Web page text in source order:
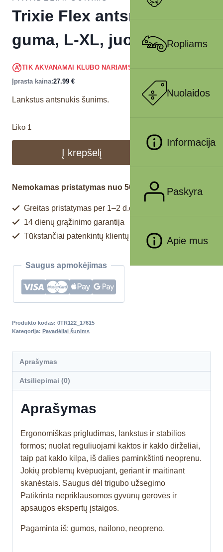
Ropliams
Nuolaidos
Informacija
Paskyra
Apie mus
Trixie Flex antsnukis,
guma, L-XL, juodas
TIK AKVANAMAI KLUBO NARIAMS
Įprasta kaina:27.99 €
Lankstus antsnukis šunims.
Liko 1
Į krepšelį
Nemokamas pristatymas nuo 50€
Greitas pristatymas per 1–2 d.d.
14 dienų grąžinimo garantija
Tūkstančiai patenkintų klientų
Saugus apmokėjimas
Produkto kodas: 0TR122_17615
Kategorija: Pavadėliai šunims
Aprašymas
Atsiliepimai (0)
Aprašymas
Ergonomiškas prigludimas, lankstus ir stabilios
formos; nuolat reguliuojami kaktos ir kaklo dirželiai,
taip pat kaklo kilpa, iš dalies paminkštinti neoprenu.
Jokių problemų kvėpuojant, geriant ir maitinant
skanėstais. Saugus dėl trigubo užsegimo
Patikrinta nepriklausomos gyvūnų gerovės ir
apsaugos ekspertų įstaigos.
Pagaminta iš: gumos, nailono, neopreno.